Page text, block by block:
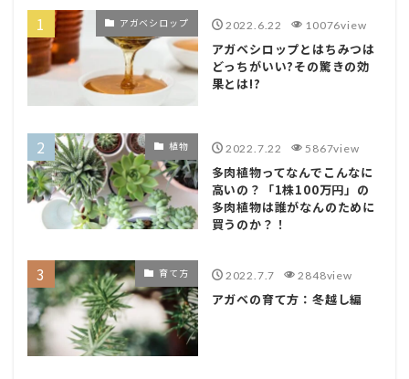
アガベシロップ 2022.6.22 10076view
アガベシロップとはちみつは
どっちがいい?その驚きの効
果とは!?
植物 2022.7.22 5867view
多肉植物ってなんでこんなに
高いの？「1株100万円」の
多肉植物は誰がなんのために
買うのか？！
育て方 2022.7.7 2848view
アガベの育て方：冬越し編